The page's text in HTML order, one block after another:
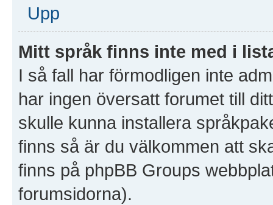
Upp
Mitt språk finns inte med i
I så fall har förmodligen inte
har ingen översatt forumet till
skulle kunna installera
finns så är du välkommen att
finns på phpBB Groups
forumsidorna).